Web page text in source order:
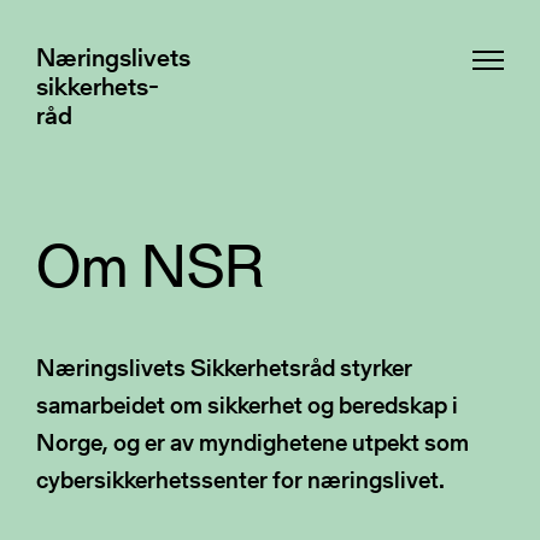
Næringslivets
sikkerhets-
råd
Næringslivets
sikkerhets-
råd
Aktuelt
Responsmiljø for digital sikkerhet
Totalberedskap og totalforsvar
Situasjonsoppdateringer
Øvelser
Fagnettverk
Ekspertutvalg
Det konsultative råd
Tjenester og verktøy
Om NSR
Næringslivets Sikkerhetsråd styrker
samarbeidet om sikkerhet og beredskap i
Norge, og er av myndighetene utpekt som
cybersikkerhetssenter for næringslivet.